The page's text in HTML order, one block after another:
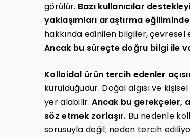
görülür. Bazı kullanıcılar
yaklaşımları araştırma
hakkında edinilen bilgiler,
Ancak bu süreçte doğru bilgi ile
Kolloidal ürün tercih edenler
kurulduğudur. Doğal algısı ve
yer alabilir.Ancak bu gerekçeler,
söz etmek zorlaşır. Bu nedenle
sorusuyla değil; neden tercih